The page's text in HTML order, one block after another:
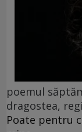
poemul
dragostea,
Poate pentru